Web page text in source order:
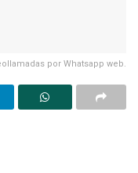
por Whatsapp web.